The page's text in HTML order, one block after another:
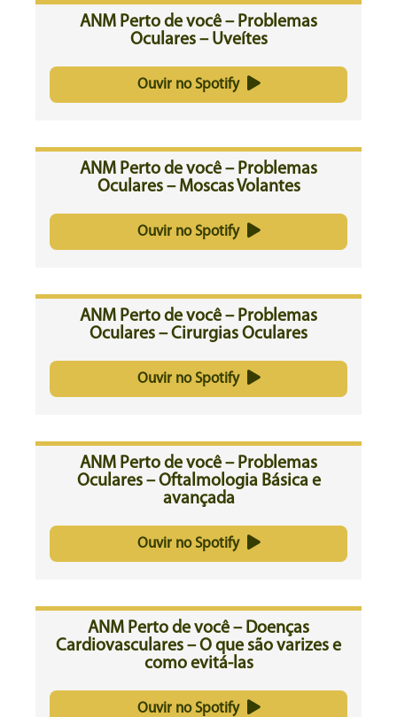
ANM Perto de você – Problemas
Oculares – Uveítes
Ouvir no Spotify
ANM Perto de você – Problemas
Oculares – Moscas Volantes
Ouvir no Spotify
ANM Perto de você – Problemas
Oculares – Cirurgias Oculares
Ouvir no Spotify
ANM Perto de você – Problemas
Oculares – Oftalmologia Básica e
avançada
Ouvir no Spotify
ANM Perto de você – Doenças
Cardiovasculares – O que são varizes e
como evitá-las
Ouvir no Spotify